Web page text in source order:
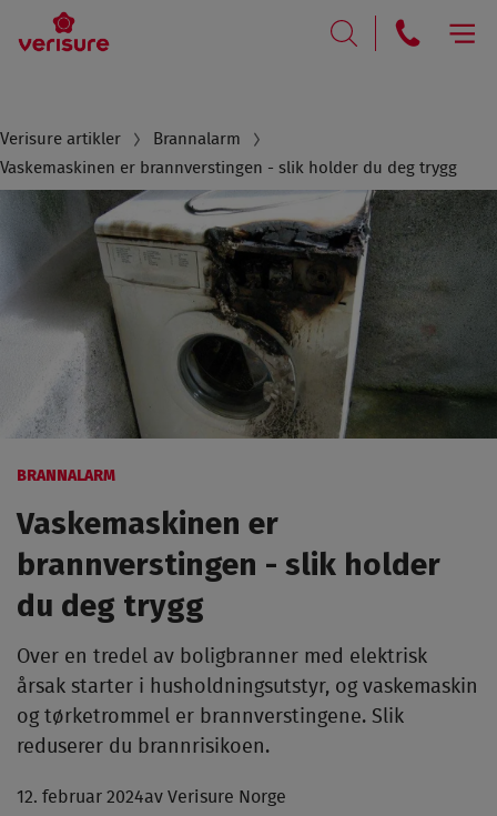
Breadcrumb
Verisure artikler
Brannalarm
Vaskemaskinen er brannverstingen - slik holder du deg trygg
BRANNALARM
Vaskemaskinen er
brannverstingen - slik holder
du deg trygg
Over en tredel av boligbranner med elektrisk
årsak starter i husholdningsutstyr, og vaskemaskin
og tørketrommel er brannverstingene. Slik
reduserer du brannrisikoen.
12. februar 2024av Verisure Norge